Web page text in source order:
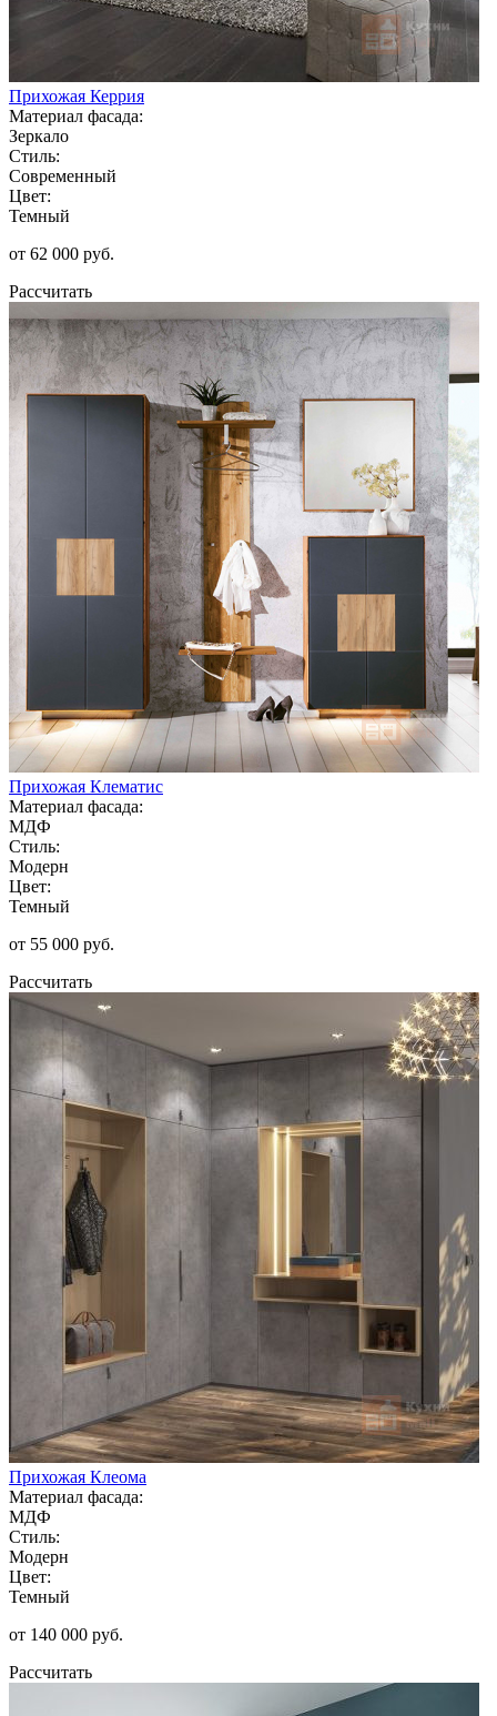
Прихожая Керрия
Материал фасада:
Зеркало
Стиль:
Современный
Цвет:
Темный
от 62 000 руб.
Рассчитать
Прихожая Клематис
Материал фасада:
МДФ
Стиль:
Модерн
Цвет:
Темный
от 55 000 руб.
Рассчитать
Прихожая Клеома
Материал фасада:
МДФ
Стиль:
Модерн
Цвет:
Темный
от 140 000 руб.
Рассчитать